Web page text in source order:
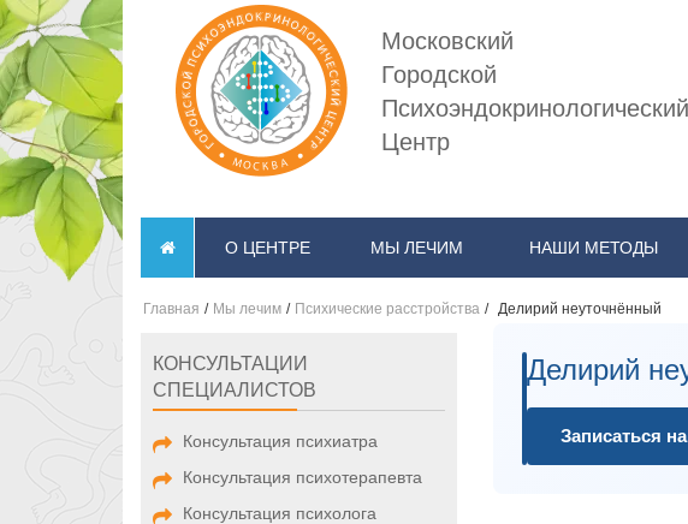
Московский
Городской
Психоэндокринологический
Центр
О ЦЕНТРЕ МЫ ЛЕЧИМ НАШИ МЕТОДЫ
Главная / Мы лечим / Психические расстройства / Делирий неуточнённый
КОНСУЛЬТАЦИИ
СПЕЦИАЛИСТОВ
Консультация психиатра
Консультация психотерапевта
Консультация психолога
Делирий
Записаться